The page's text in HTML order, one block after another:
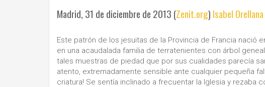
Madrid, 31 de diciembre de 2013 (Zenit.org) Isabel
Este patrón de los jesuitas de la Provincia de Francia nació
en una acaudalada familia de terratenientes con árbol
tales muestras de piedad que por sus cualidades parecía
atento, extremadamente sensible ante cualquier pequeña
criatura! Se sentía inclinado a frecuentar la Iglesia y rezaba